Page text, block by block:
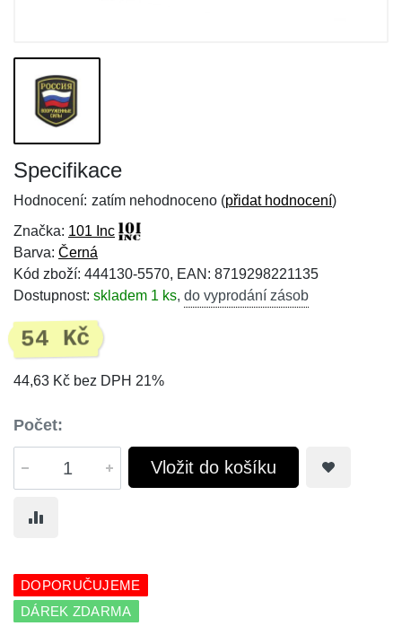
Specifikace
Hodnocení: zatím nehodnoceno (přidat hodnocení)
Značka: 101 Inc
Barva: Černá
Kód zboží: 444130-5570, EAN: 8719298221135
Dostupnost: skladem 1 ks, do vyprodání zásob
54 Kč
44,63 Kč bez DPH 21%
Počet:
Vložit do košíku
DOPORUČUJEME
DÁREK ZDARMA